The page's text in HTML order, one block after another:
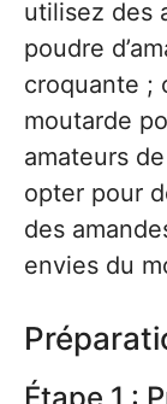
utilisez des
poudre
croquante ;
moutarde
amateurs
opter pour
des
envies du